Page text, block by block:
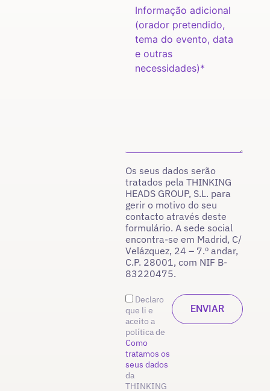
Os seus dados serão
tratados pela THINKING
HEADS GROUP, S.L. para
gerir o motivo do seu
contacto através deste
formulário. A sede social
encontra-se em Madrid, C/
Velázquez, 24 – 7.º andar,
C.P. 28001, com NIF B-
83220475.
Declaro
que li e
aceito a
política de
Como
tratamos os
seus dados
da
THINKING